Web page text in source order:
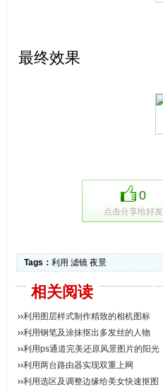
最终效果
0
点击分享给好友
Tags： 利用 滤镜 夜景
相关阅读
››利用图层样式制作精致的相机图标
››利用钢笔及涂抹抠出多发丝的人物
››利用ps通道完美还原风景图片的阳光
››利用两台路由器实现双重上网
››利用选区及调整边缘给美女快速抠图